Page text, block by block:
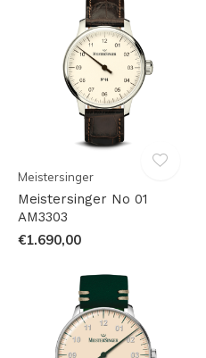
Meistersinger
Meistersinger No 01
AM3303
€1.690,00